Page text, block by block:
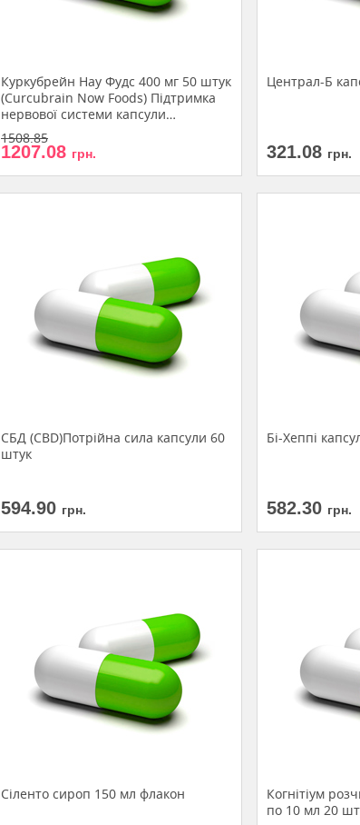
Куркубрейн Нау Фудс 400 мг 50 штук
(Curcubrain Now Foods) Підтримка
нервової системи капсули
вегетеріанські
1508.85
1207.08 грн.
Централ-Б
321.08 грн.
СБД (CBD)Потрійна сила капсули 60
штук
594.90 грн.
Бі-Хеппі
582.30 грн.
Сіленто сироп 150 мл флакон
Когнітіум
по 10 мл 20